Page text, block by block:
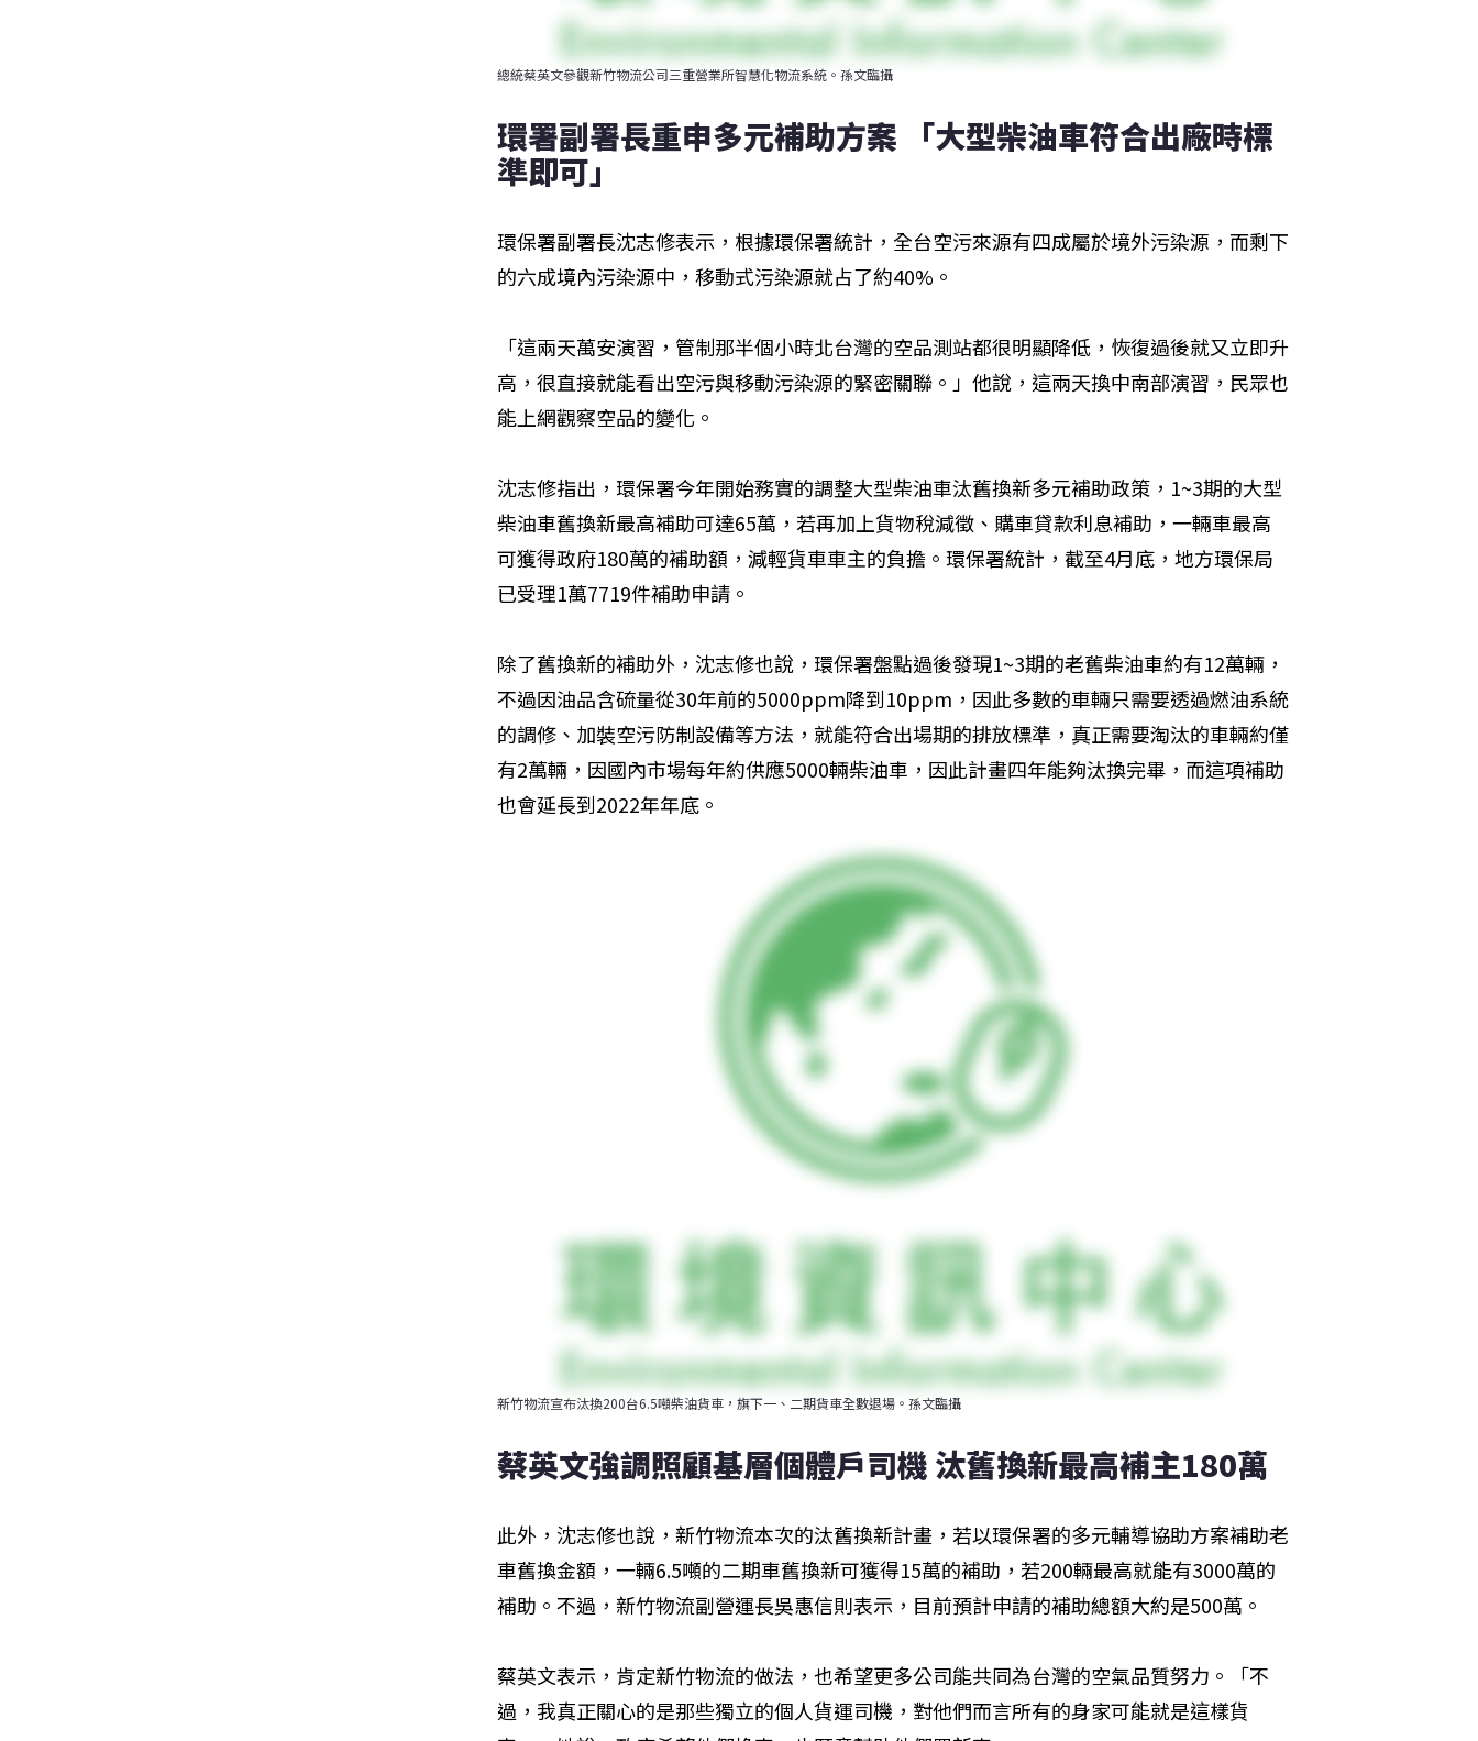
總統蔡英文參觀新竹物流公司三重營業所智慧化物流系統。孫文臨攝
環署副署長重申多元補助方案 「大型柴油車符合出廠時標
準即可」
環保署副署長沈志修表示，根據環保署統計，全台空污來源有四成屬於境外污染源，而剩下
的六成境內污染源中，移動式污染源就占了約40%。
「這兩天萬安演習，管制那半個小時北台灣的空品測站都很明顯降低，恢復過後就又立即升
高，很直接就能看出空污與移動污染源的緊密關聯。」他說，這兩天換中南部演習，民眾也
能上網觀察空品的變化。
沈志修指出，環保署今年開始務實的調整大型柴油車汰舊換新多元補助政策，1~3期的大型
柴油車舊換新最高補助可達65萬，若再加上貨物稅減徵、購車貸款利息補助，一輛車最高
可獲得政府180萬的補助額，減輕貨車車主的負擔。環保署統計，截至4月底，地方環保局
已受理1萬7719件補助申請。
除了舊換新的補助外，沈志修也說，環保署盤點過後發現1~3期的老舊柴油車約有12萬輛，
不過因油品含硫量從30年前的5000ppm降到10ppm，因此多數的車輛只需要透過燃油系統
的調修、加裝空污防制設備等方法，就能符合出場期的排放標準，真正需要淘汰的車輛約僅
有2萬輛，因國內市場每年約供應5000輛柴油車，因此計畫四年能夠汰換完畢，而這項補助
也會延長到2022年年底。
新竹物流宣布汰換200台6.5噸柴油貨車，旗下一、二期貨車全數退場。孫文臨攝
蔡英文強調照顧基層個體戶司機 汰舊換新最高補主180萬
此外，沈志修也說，新竹物流本次的汰舊換新計畫，若以環保署的多元輔導協助方案補助老
車舊換金額，一輛6.5噸的二期車舊換新可獲得15萬的補助，若200輛最高就能有3000萬的
補助。不過，新竹物流副營運長吳惠信則表示，目前預計申請的補助總額大約是500萬。
蔡英文表示，肯定新竹物流的做法，也希望更多公司能共同為台灣的空氣品質努力。「不
過，我真正關心的是那些獨立的個人貨運司機，對他們而言所有的身家可能就是這樣貨